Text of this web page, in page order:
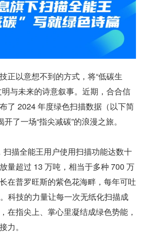
正以意想不到的方式，将“低碳生
与未来的诗意叙事。近期，合合信
了 2024 年度绿色扫描数据（以下简
了一场“指尖减碳”的浪漫之旅。
描全能王用户使用扫描功能达数十
量超过 13 万吨，相当于多种 700 万
在普罗旺斯的紫色花海畔，每年可吐
科技的力量让每一次无纸化扫描成
在指尖上、掌心里凝结成绿色势能，
力。